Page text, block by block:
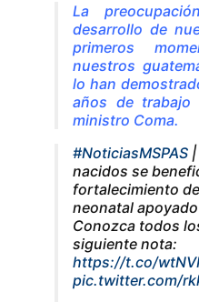
La
desarrollo de
primeros
nuestros
lo han
años de trabajo
ministro Coma.
#NoticiasMSPAS
nacidos se
fortalecimiento
neonatal
Conozca todos
siguiente nota:
https://t.co/
pic.twitter.com/